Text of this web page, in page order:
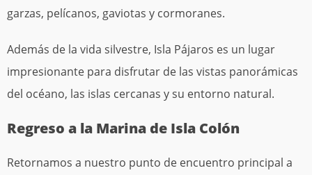
garzas, pelícanos, gaviotas y cormoranes.
Además de la vida silvestre, Isla Pájaros es un lugar
impresionante para disfrutar de las vistas panorámicas
del océano, las islas cercanas y su entorno natural.
Regreso a la Marina de Isla Colón
Retornamos a nuestro punto de encuentro principal a